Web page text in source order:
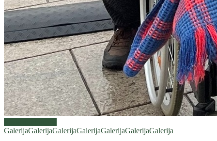
GalerijaGalerijaGalerijaGalerijaGalerijaGalerijaGalerija